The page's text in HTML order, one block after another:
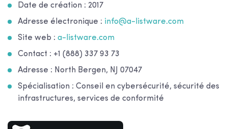
Date de création : 2017
Adresse électronique : info@a-listware.com
Site web : a-listware.com
Contact : +1 (888) 337 93 73
Adresse : North Bergen, NJ 07047
Spécialisation : Conseil en cybersécurité, sécurité des
infrastructures, services de conformité